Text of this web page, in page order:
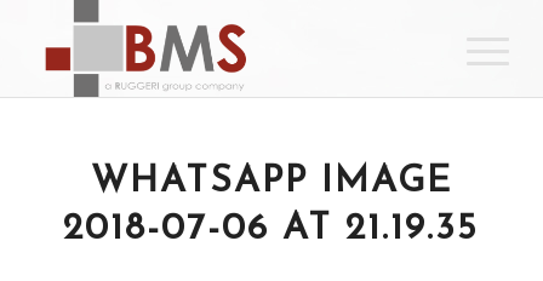
WHATSAPP IMAGE
2018-07-06 AT 21.19.35